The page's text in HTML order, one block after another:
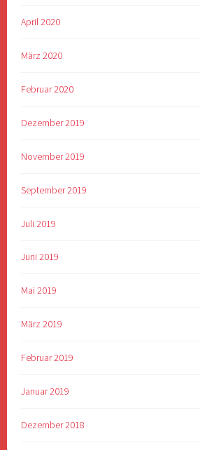
April 2020
März 2020
Februar 2020
Dezember 2019
November 2019
September 2019
Juli 2019
Juni 2019
Mai 2019
März 2019
Februar 2019
Januar 2019
Dezember 2018